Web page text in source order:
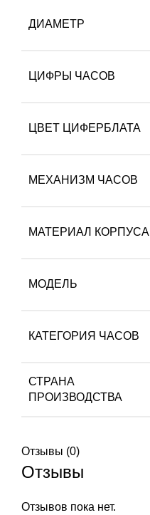
ДИАМЕТР
ЦИФРЫ ЧАСОВ
ЦВЕТ ЦИФЕРБЛАТА
МЕХАНИЗМ ЧАСОВ
МАТЕРИАЛ КОРПУСА
МОДЕЛЬ
КАТЕГОРИЯ ЧАСОВ
СТРАНА
ПРОИЗВОДСТВА
Отзывы (0)
Отзывы
Отзывов пока нет.